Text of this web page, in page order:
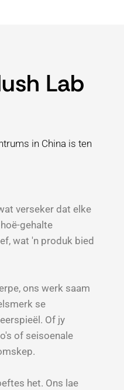
Lab
in China is ten
verseker dat elke
gehalte
wat 'n produk bied
ons werk saam
se
Of jy
of seisoenale
het. Ons lae